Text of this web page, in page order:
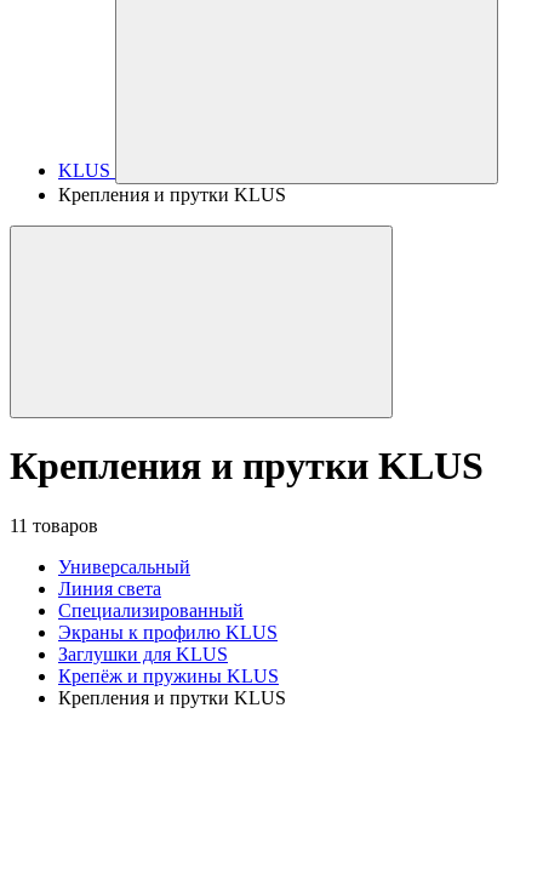
KLUS
Крепления и прутки KLUS
Крепления и прутки KLUS
11 товаров
Универсальный
Линия света
Специализированный
Экраны к профилю KLUS
Заглушки для KLUS
Крепёж и пружины KLUS
Крепления и прутки KLUS